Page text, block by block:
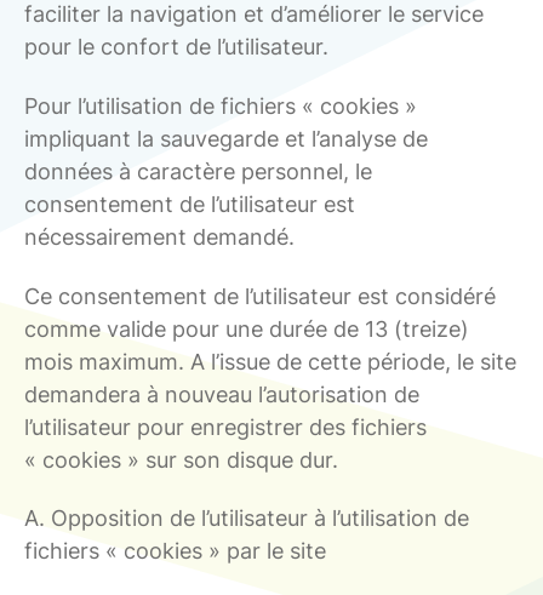
faciliter la navigation et d’améliorer le service
pour le confort de l’utilisateur.
Pour l’utilisation de fichiers « cookies »
impliquant la sauvegarde et l’analyse de
données à caractère personnel, le
consentement de l’utilisateur est
nécessairement demandé.
Ce consentement de l’utilisateur est considéré
comme valide pour une durée de 13 (treize)
mois maximum. A l’issue de cette période, le site
demandera à nouveau l’autorisation de
l’utilisateur pour enregistrer des fichiers
« cookies » sur son disque dur.
A. Opposition de l’utilisateur à l’utilisation de
fichiers « cookies » par le site